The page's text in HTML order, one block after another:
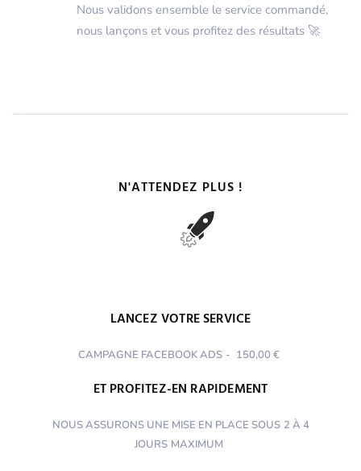
Nous validons ensemble le service commandé,
nous lançons et vous profitez des résultats 🚀
N'ATTENDEZ PLUS !
LANCEZ VOTRE SERVICE
CAMPAGNE FACEBOOK ADS - 150,00 €
ET PROFITEZ-EN RAPIDEMENT
NOUS ASSURONS UNE MISE EN PLACE SOUS 2 À 4
JOURS MAXIMUM